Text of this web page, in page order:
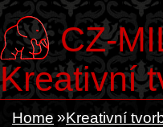
CZ-
Kreativní
Home Kreativní